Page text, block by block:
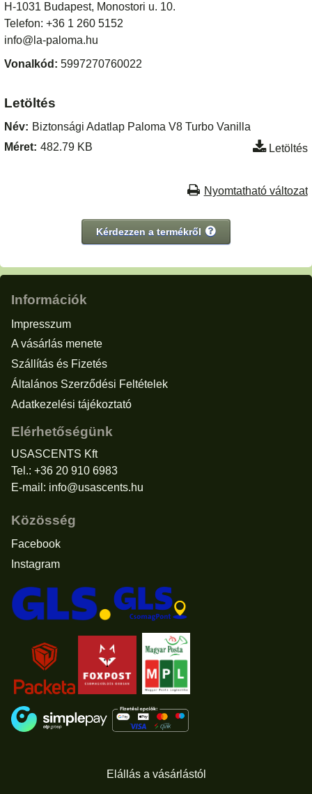
H-1031 Budapest, Monostori u. 10.
Telefon: +36 1 260 5152
info@la-paloma.hu
Vonalkód: 5997270760022
Letöltés
Név: Biztonsági Adatlap Paloma V8 Turbo Vanilla
Méret: 482.79 KB Letöltés
Nyomtatható változat
Kérdezzen a termékről
Információk
Impresszum
A vásárlás menete
Szállítás és Fizetés
Általános Szerződési Feltételek
Adatkezelési tájékoztató
Elérhetőségünk
USASCENTS Kft
Tel.: +36 20 910 6983
E-mail: info@usascents.hu
Közösség
Facebook
Instagram
Elállás a vásárlástól